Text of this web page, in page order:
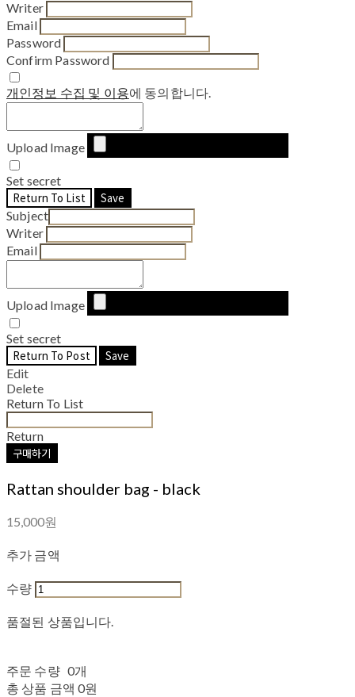
Writer
Email
Password
Confirm Password
개인정보 수집 및 이용에 동의합니다.
Upload Image
Set secret
Return To List
Save
Subject
Writer
Email
Upload Image
Set secret
Return To Post
Save
Edit
Delete
Return To List
Return
구매하기
Rattan shoulder bag - black
15,000원
추가 금액
수량
품절된 상품입니다.
주문 수량 0개
총 상품 금액 0원